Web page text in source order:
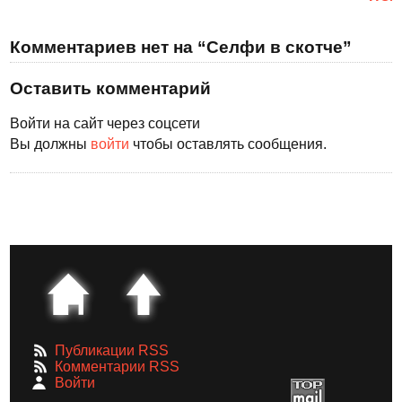
Комментариев нет на “Селфи в скотче”
Оставить комментарий
Войти на сайт через соцсети
Вы должны войти чтобы оставлять сообщения.
Публикации RSS
Комментарии RSS
Войти